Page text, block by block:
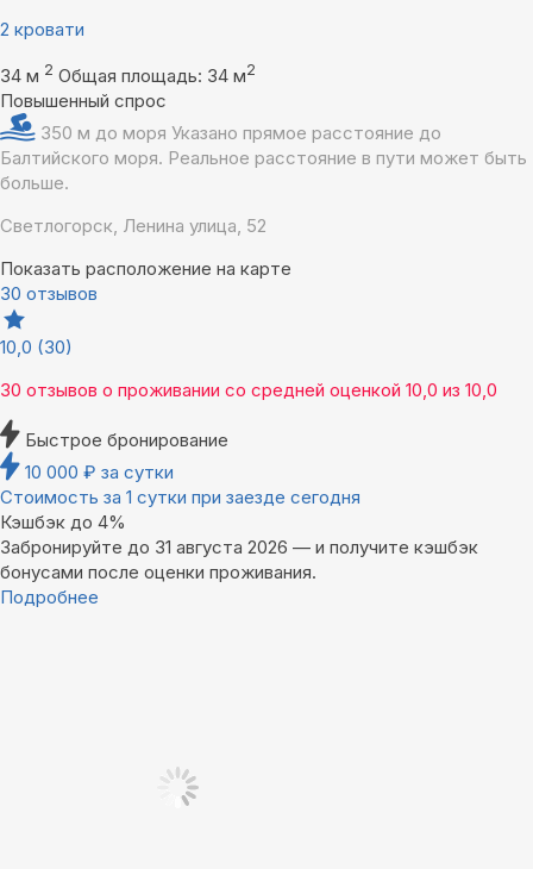
2 кровати
34 м 2 Общая площадь: 34 м2
Повышенный спрос
350 м до моря Указано прямое расстояние до
Балтийского моря. Реальное расстояние в пути может быть
больше.
Светлогорск, Ленина улица, 52
Показать расположение на карте
30 отзывов
10,0 (30)
30 отзывов о проживании со средней оценкой 10,0 из 10,0
Быстрое бронирование
10 000 ₽ за сутки
Стоимость за 1 сутки при заезде сегодня
Кэшбэк до 4%
Забронируйте до 31 августа 2026 — и получите кэшбэк
бонусами после оценки проживания.
Подробнее